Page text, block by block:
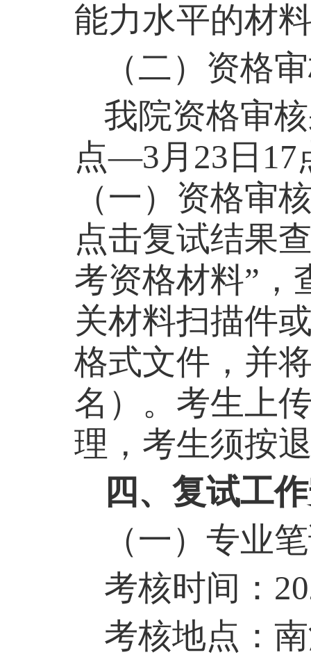
能力水平的材
（二）资格
我院资格审
点—3月 23 日 17
（一）资格审
点击复试结果
考资格材料”，
关材料扫描件
格式文件，并
名）。考生上
理，考生须按
四、复试工
（一）专业
考核时间：
考核地点：